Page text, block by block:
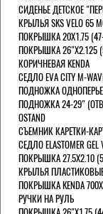
СИДЕНЬЕ ДЕТСКОЕ
КРЫЛЬЯ SKS VELO 65
ПОКРЫШКА 20X1.75 (47-
ПОКРЫШКА 26"Х2.125
КОРИЧНЕВАЯ KENDA
СЕДЛО EVA CITY M-
ПОДНОЖКА
ПОДНОЖКА 24-29"
OSTAND
СЪЕМНИК КАРЕТКИ-
СЕДЛО ELASTOMER GEL
ПОКРЫШКА 27.5X2.10
КРЫЛЬЯ ПЛАСТИКОВЫЕ
ПОКРЫШКА KENDA
РУЧКИ НА РУЛЬ